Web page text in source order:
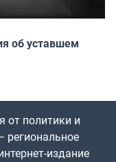
об уставшем
от политики и
региональное
издание